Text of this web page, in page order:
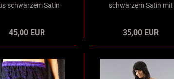
schwarzem Satin
schwarzen Satin
Schleifen
45,00 EUR
schwarzem Satin mit
35,00 EUR